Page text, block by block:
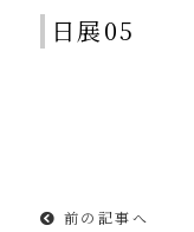
日展05
前の記事へ